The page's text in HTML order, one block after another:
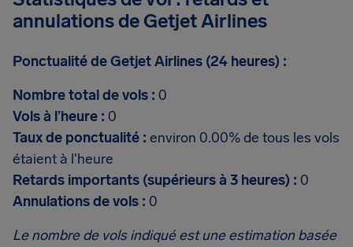
annulations de Getjet Airlines
Ponctualité de Getjet Airlines (24 heures) :
Nombre total de vols : 0
Vols à l’heure : 0
Taux de ponctualité : environ 0.00% de tous les vols
étaient à l'heure
Retards importants (supérieurs à 3 heures) : 0
Annulations de vols : 0
Le nombre de vols indiqué est une estimation basée